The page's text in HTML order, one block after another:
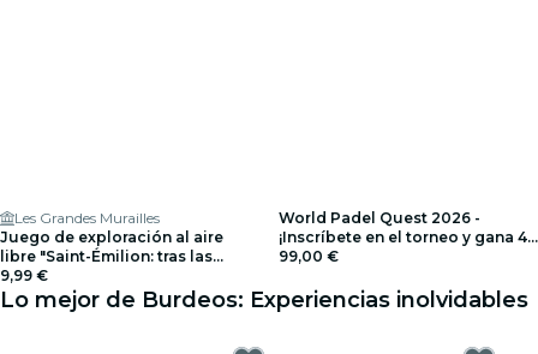
Les Grandes Murailles
Juego de exploración al aire
libre "Saint-Émilion: tras las
huellas de Isaac Newton"
9,99 €
World Padel Quest 2026 -
¡Inscríbete en el torneo y gana 4
días de ensueño en Barcelona!
99,00 €
Lo mejor de Burdeos: Experiencias inolvidables